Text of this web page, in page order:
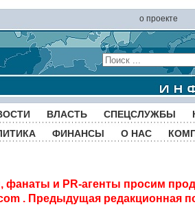
о проекте
ВЛАСТЬ СПЕЦСЛУЖБЫ
ФИНАНСЫ О НАС
фанаты и PR-агенты просим
. Предыдущая редакционная